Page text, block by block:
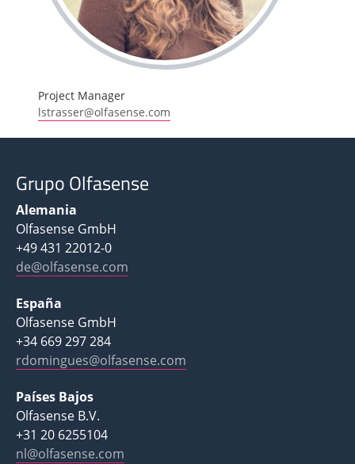
Project Manager
lstrasser@olfasense.com
Grupo Olfasense
Alemania
Olfasense GmbH
+49 431 22012-0
de@olfasense.com
España
Olfasense GmbH
+34 669 297 284
rdomingues@olfasense.com
Países Bajos
Olfasense B.V.
+31 20 6255104
nl@olfasense.com